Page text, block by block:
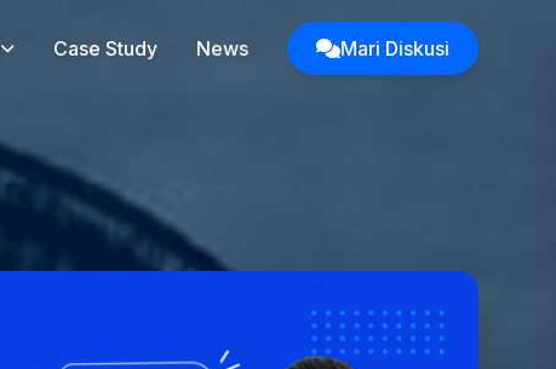
Case Study News Mari Diskusi